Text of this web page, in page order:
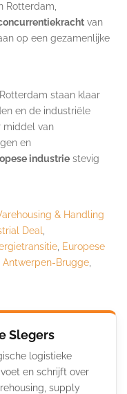
Rotterdam,
van
op een gezamenlijke
staan klaar
en de industriële
middel van
en
industrie stevig
& Handling
Deal
Europese
Antwerpen-Brugge
Slegers
logistieke
en schrijft over
supply